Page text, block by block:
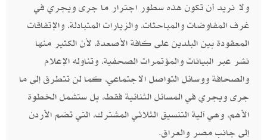
ولا نريد أن تكون هذه سطور اجترار ما جرى ويجري في
غرف المفاوضات والمباحثات، والزيارات المتبادلة، والإتفاقات
المعقودة بين البلدين على كافة الأصعدة، لأن الكثير منها
نشر عبر البيانات والمؤتمرات الصحفية، وتناوله الإعلام
والصحافة ووسائل التواصل الاجتماعي، كما لن تتطرق إلى ما
جرى ويجري في المسائل الثنائية فقط، بل ستشمل الخطوة
الأهم، وهي آلية التنسيق الثلاثي المشترك، التي تضم الأردن
إلى جانب مصر والعراق.